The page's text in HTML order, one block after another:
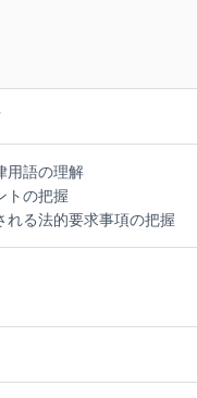
ちら TEL : 03-3434-1242
新情報はISOWEBまで
用語の理解
トの把握
る法的要求事項の把握